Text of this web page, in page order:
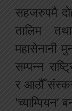
सहजरुपमै
तालिम
महासेनानी
सम्पन्न
र आठौँ